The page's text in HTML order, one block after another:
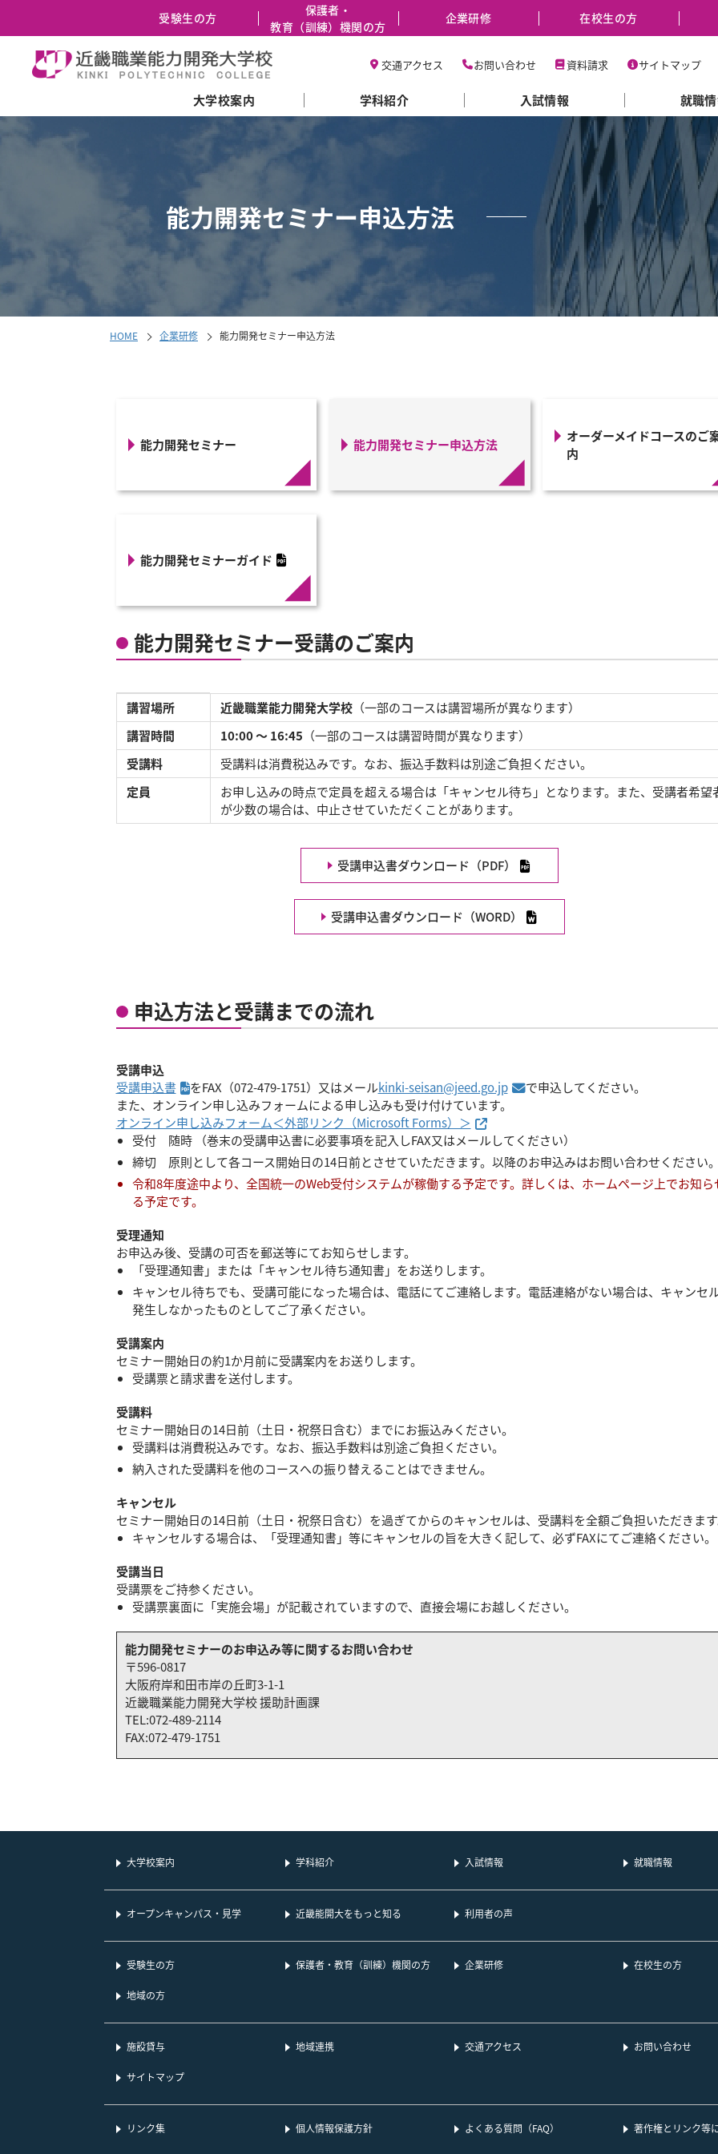
受験生の方
保護者・
教育（訓練）機関の方
企業研修 在校生の方
交通アクセス お問い合わせ 資料請求 サイトマップ
大学校案内 学科紹介 入試情報 就職
能力開発セミナー申込方法
HOME 企業研修 能力開発セミナー申込方法
能力開発セミナー 能力開発セミナー申込方法
オーダーメイドコースのご
内
能力開発セミナーガイド
PDFファイルへリンク
能力開発セミナー受講のご案内
能力開発セミナー受講の詳細情報
講習場所 近畿職業能力開発大学校（一部のコースは講習場所が異なります）
講習時間
10:00 ～ 16:45 （一部のコースは講習時間が異なります）
受講料
受講料は消費税込みです。なお、振込手数料は別途ご負担ください。
定員
お申し込みの時点で定員を超える場合は「キャンセル待ち」となります。また、受講者希望
が少数の場合は、中止させていただくことがあります。
受講申込書ダウンロード（PDF） PDFファイルへリンク
受講申込書ダウンロード（WORD） Wordファイルへリンク
申込方法と受講までの流れ
受講申込
受講申込書
PDFファイルへリンク
をFAX（072-479-1751）又はメールkinki-seisan@jeed.go.jp メールアドレスへリンク
で申込してください。
また、オンライン申し込みフォームによる申し込みも受け付けています。
オンライン申し込みフォーム＜外部リンク（Microsoft Forms）＞
外部サイトへ移動します
受付 随時 （巻末の受講申込書に必要事項を記入しFAX又はメールしてください）
締切 原則として各コース開始日の14日前とさせていただきます。以降のお申込みはお問い合わせください
令和8年度途中より、全国統一のWeb受付システムが稼働する予定です。詳しくは、ホームページ上でお知ら
る予定です。
受理通知
お申込み後、受講の可否を郵送等にてお知らせします。
「受理通知書」または「キャンセル待ち通知書」をお送りします。
キャンセル待ちでも、受講可能になった場合は、電話にてご連絡します。電話連絡がない場合は、キャンセ
発生しなかったものとしてご了承ください。
受講案内
セミナー開始日の約1か月前に受講案内をお送りします。
受講票と請求書を送付します。
受講料
セミナー開始日の14日前（土日・祝祭日含む）までにお振込みください。
受講料は消費税込みです。なお、振込手数料は別途ご負担ください。
納入された受講料を他のコースへの振り替えることはできません。
キャンセル
セミナー開始日の14日前（土日・祝祭日含む）を過ぎてからのキャンセルは、受講料を全額ご負担いただきま
キャンセルする場合は、「受理通知書」等にキャンセルの旨を大きく記して、必ずFAXにてご連絡ください。
受講当日
受講票をご持参ください。
受講票裏面に「実施会場」が記載されていますので、直接会場にお越しください。
能力開発セミナーのお申込み等に関するお問い合わせ
〒596-0817
大阪府岸和田市岸の丘町3-1-1
近畿職業能力開発大学校 援助計画課
TEL:072-489-2114
FAX:072-479-1751
大学校案内 学科紹介 入試情報 就職情報
オープンキャンパス・見学 近畿能開大をもっと知る 利用者の声
受験生の方 保護者・教育（訓練）機関の方 企業研修 在校生の方
地域の方
施設貸与 地域連携 交通アクセス お問い合わせ
サイトマップ
リンク集 個人情報保護方針 よくある質問（FAQ） 著作権とリンク等